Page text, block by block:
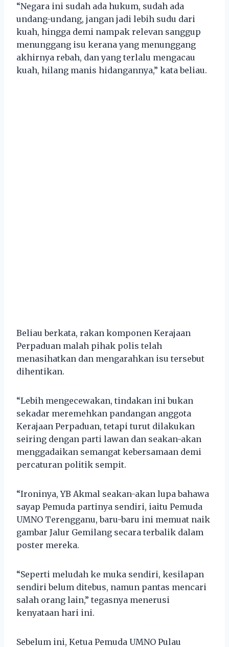
“Negara ini sudah ada hukum, sudah ada
undang-undang, jangan jadi lebih sudu dari
kuah, hingga demi nampak relevan sanggup
menunggang isu kerana yang menunggang
akhirnya rebah, dan yang terlalu mengacau
kuah, hilang manis hidangannya,” kata beliau.
Beliau berkata, rakan komponen Kerajaan
Perpaduan malah pihak polis telah
menasihatkan dan mengarahkan isu tersebut
dihentikan.
“Lebih mengecewakan, tindakan ini bukan
sekadar meremehkan pandangan anggota
Kerajaan Perpaduan, tetapi turut dilakukan
seiring dengan parti lawan dan seakan-akan
menggadaikan semangat kebersamaan demi
percaturan politik sempit.
“Ironinya, YB Akmal seakan-akan lupa bahawa
sayap Pemuda partinya sendiri, iaitu Pemuda
UMNO Terengganu, baru-baru ini memuat naik
gambar Jalur Gemilang secara terbalik dalam
poster mereka.
“Seperti meludah ke muka sendiri, kesilapan
sendiri belum ditebus, namun pantas mencari
salah orang lain,” tegasnya menerusi
kenyataan hari ini.
Sebelum ini, Ketua Pemuda UMNO Pulau